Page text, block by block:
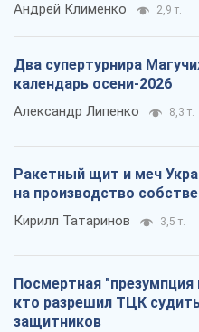
Андрей Клименко 2,9 т.
Два супертурнира
календарь осени-2026
Александр Липенко 8,3 т.
Ракетный щит и меч
на производство
Кирилл Татаринов 3,5 т.
Посмертная "презумпция
кто разрешил ТЦК
защитников